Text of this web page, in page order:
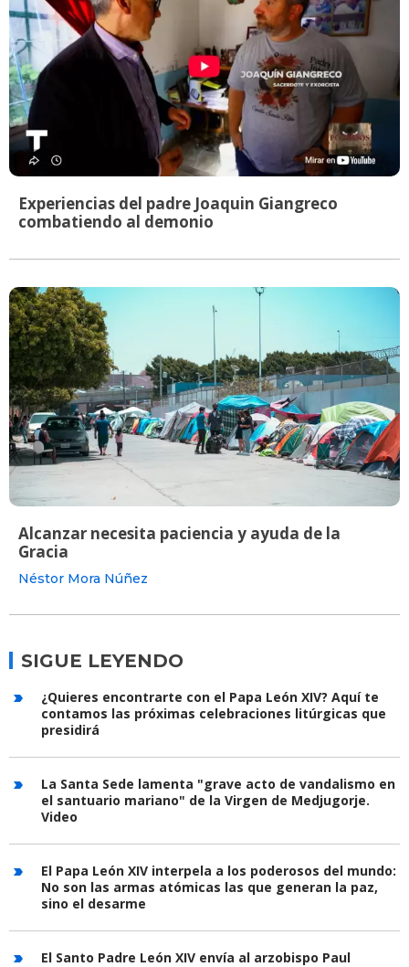
Experiencias del padre Joaquin Giangreco
combatiendo al demonio
Alcanzar necesita paciencia y ayuda de la
Gracia
Néstor Mora Núñez
SIGUE LEYENDO
¿Quieres encontrarte con el Papa León XIV? Aquí te
contamos las próximas celebraciones litúrgicas que
presidirá
La Santa Sede lamenta "grave acto de vandalismo en
el santuario mariano" de la Virgen de Medjugorje.
Video
El Papa León XIV interpela a los poderosos del mundo:
No son las armas atómicas las que generan la paz,
sino el desarme
El Santo Padre León XIV envía al arzobispo Paul